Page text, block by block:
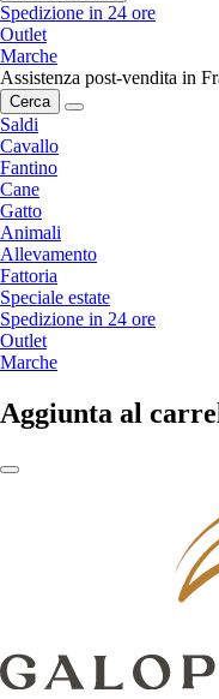
Spedizione in 24 ore
Outlet
Marche
Assistenza post-vendita in
Cerca
Saldi
Cavallo
Fantino
Cane
Gatto
Animali
Allevamento
Fattoria
Speciale estate
Spedizione in 24 ore
Outlet
Marche
Aggiunta al